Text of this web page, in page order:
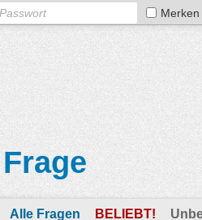
Merken
Alle Fragen BELIEBT!